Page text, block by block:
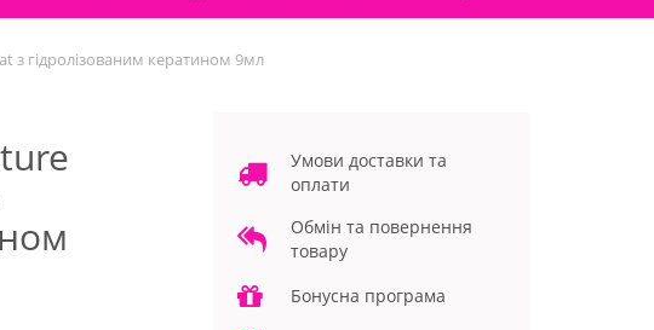
з гідролізованим кератином 9мл
Умови доставки та
оплати
Обмін та повернення
товару
Бонусна програма